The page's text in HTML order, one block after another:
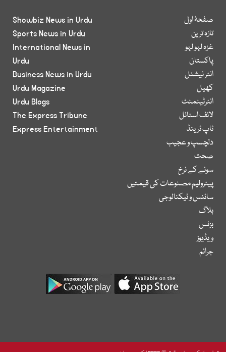
صفحۂ اول
تازہ ترین
غزہ لہو لہو
پاکستان
انٹر نیشنل
کھیل
انٹرٹینمنٹ
لائف اسٹائل
ٹاپ ٹرینڈ
دلچسپ و عجیب
صحت
سونے کے نرخ
پیٹرولیم مصنوعات کی قیمتیں
سائنس و ٹیکنالوجی
بلاگ
بزنس
ویڈیوز
جرائم
Showbiz News in Urdu
Sports News in Urdu
International News in
Urdu
Business News in Urdu
Urdu Magazine
Urdu Blogs
The Express Tribune
Express Entertainment